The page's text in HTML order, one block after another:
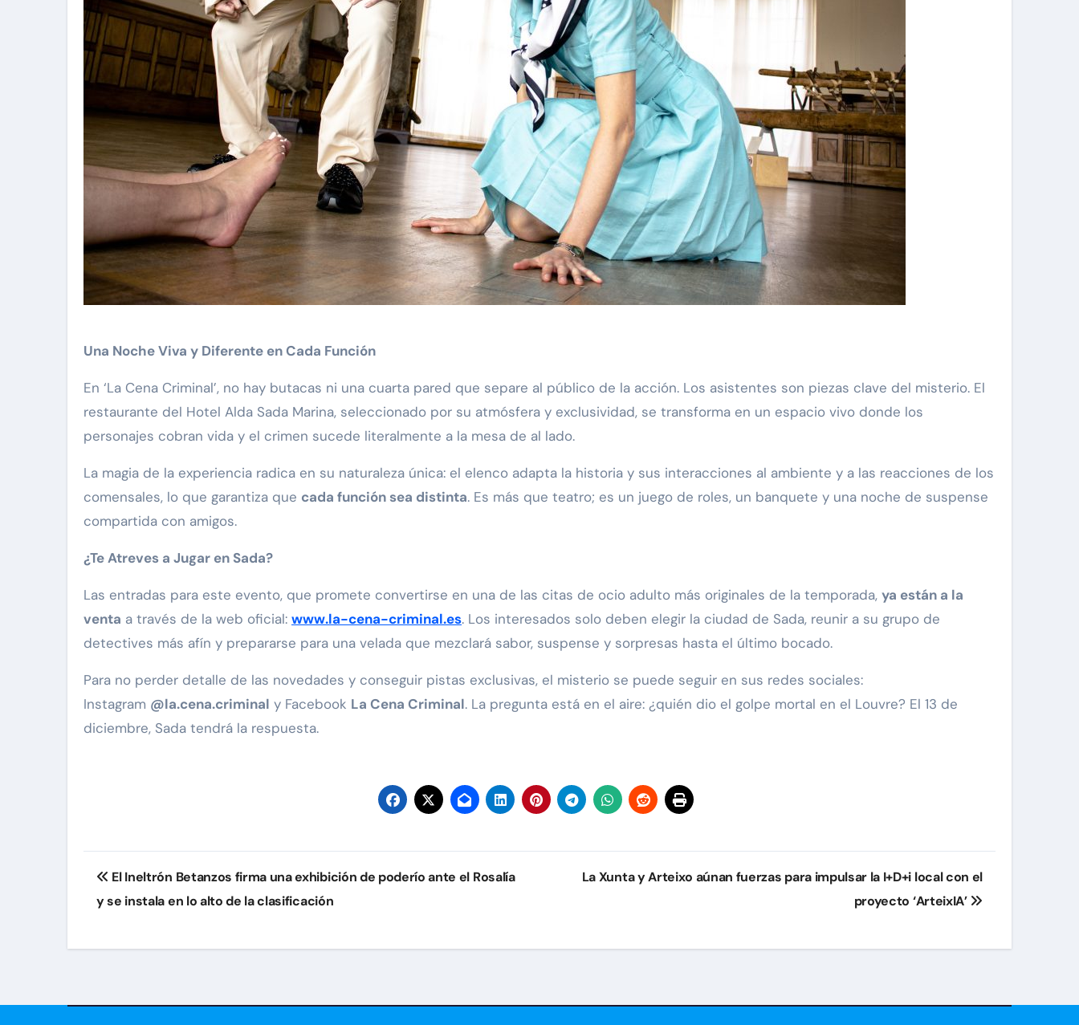
Una Noche Viva y Diferente en Cada Función
En ‘La Cena Criminal’, no hay butacas ni una cuarta pared que separe al público de la acción. Los asistentes son piezas clave del misterio. El
restaurante del Hotel Alda Sada Marina, seleccionado por su atmósfera y exclusividad, se transforma en un espacio vivo donde los
personajes cobran vida y el crimen sucede literalmente a la mesa de al lado.
La magia de la experiencia radica en su naturaleza única: el elenco adapta la historia y sus interacciones al ambiente y a las reacciones de los
comensales, lo que garantiza que cada función sea distinta. Es más que teatro; es un juego de roles, un banquete y una noche de suspense
compartida con amigos.
¿Te Atreves a Jugar en Sada?
Las entradas para este evento, que promete convertirse en una de las citas de ocio adulto más originales de la temporada, ya están a la
venta a través de la web oficial: www.la-cena-criminal.es. Los interesados solo deben elegir la ciudad de Sada, reunir a su grupo de
detectives más afín y prepararse para una velada que mezclará sabor, suspense y sorpresas hasta el último bocado.
Para no perder detalle de las novedades y conseguir pistas exclusivas, el misterio se puede seguir en sus redes sociales:
Instagram @la.cena.criminal y Facebook La Cena Criminal. La pregunta está en el aire: ¿quién dio el golpe mortal en el Louvre? El 13 de
diciembre, Sada tendrá la respuesta.
Navegación
de
El Ineltrón Betanzos firma una exhibición de poderío ante el Rosalía
y se instala en lo alto de la clasificación
La Xunta y Arteixo aúnan fuerzas para impulsar la I+D+i local con el
proyecto ‘ArteixIA’